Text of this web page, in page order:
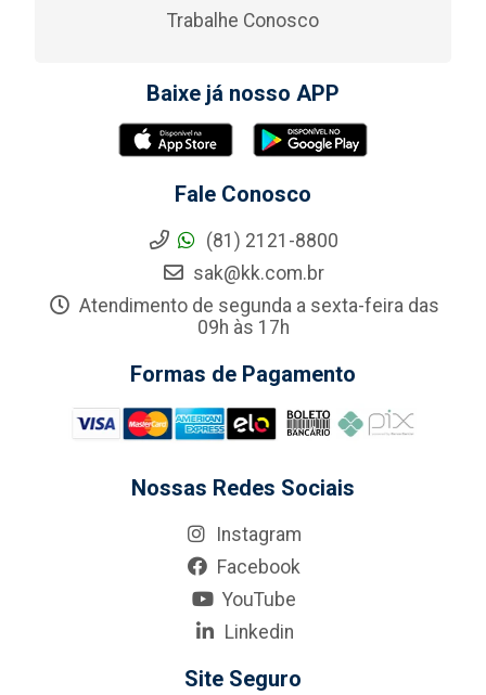
Trabalhe Conosco
Baixe já nosso APP
Fale Conosco
(81) 2121-8800
sak@kk.com.br
Atendimento de segunda a sexta-feira das
09h às 17h
Formas de Pagamento
Nossas Redes Sociais
Instagram
Facebook
YouTube
Linkedin
Site Seguro